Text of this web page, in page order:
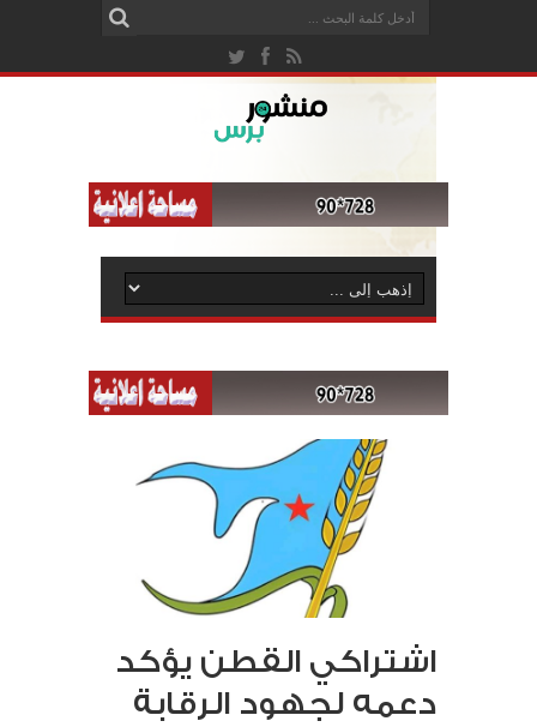
اشتراكي القطن يؤكد
دعمه لجهود الرقابة